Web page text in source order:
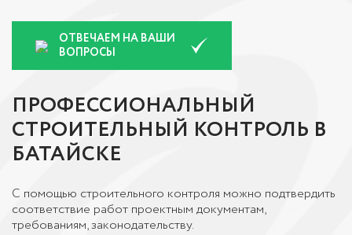
ОТВЕЧАЕМ НА ВАШИ
ВОПРОСЫ
ПРОФЕССИОНАЛЬНЫЙ
СТРОИТЕЛЬНЫЙ КОНТРОЛЬ В
БАТАЙСКЕ
С помощью строительного контроля можно подтвердить
соответствие работ проектным документам,
требованиям, законодательству.